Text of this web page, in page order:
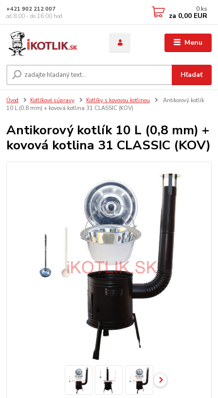
Menu
Hľadať
+421 902 212 007
od 8:00 - do 16:00 hod
0 ks
za 0,00 EUR
Úvod Kotlíkové súpravy Kotlíky s kovovou kotlinou
Antikorový kotlík
10 L (0,8 mm) + kovová kotlina 31 CLASSIC (KOV)
Antikorový kotlík 10 L (0,8 mm) +
kovová kotlina 31 CLASSIC (KOV)